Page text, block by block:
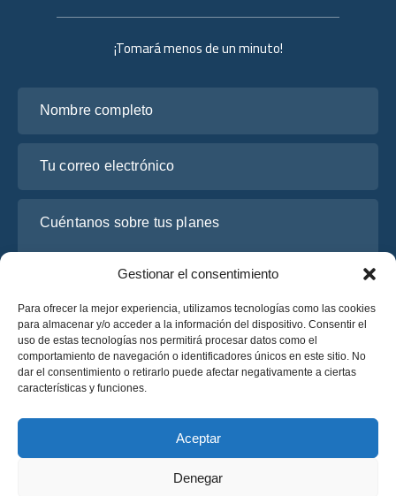
Gestionar el consentimiento
Para ofrecer la mejor experiencia, utilizamos tecnologías como las cookies
para almacenar y/o acceder a la información del dispositivo. Consentir el
uso de estas tecnologías nos permitirá procesar datos como el
comportamiento de navegación o identificadores únicos en este sitio. No
dar el consentimiento o retirarlo puede afectar negativamente a ciertas
características y funciones.
Aceptar
Denegar
¡Tomará menos de un minuto!
He leído y acepto la
Solicite un presupuesto
Solicite un presupuesto